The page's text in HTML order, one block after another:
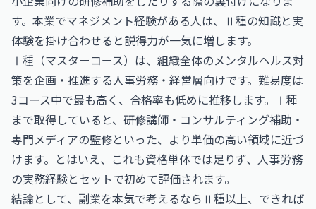
す。本業でマネジメント経験がある人は、Ⅱ種の知識と実
体験を掛け合わせると説得力が一気に増します。
Ⅰ種（マスターコース）は、組織全体のメンタルヘルス対
策を企画・推進する人事労務・経営層向けです。難易度は
3コース中で最も高く、合格率も低めに推移します。Ⅰ種
まで取得していると、研修講師・コンサルティング補助・
専門メディアの監修といった、より単価の高い領域に近づ
けます。とはいえ、これも資格単体では足りず、人事労務
の実務経験とセットで初めて評価されます。
結論として、副業を本気で考えるならⅡ種以上、できれば